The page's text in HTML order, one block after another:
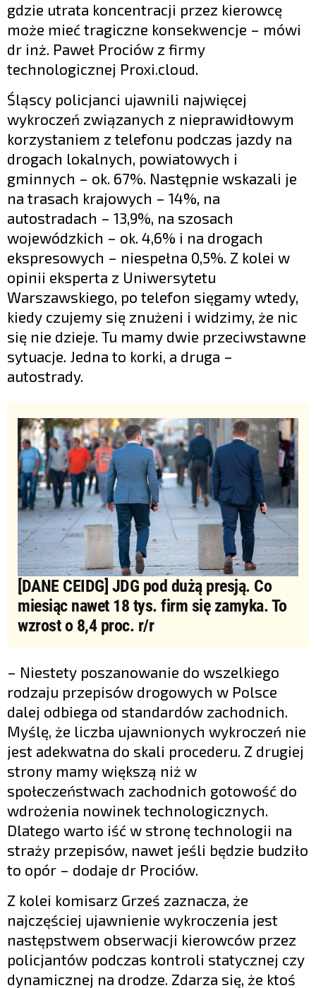
gdzie utrata koncentracji przez kierowcę
może mieć tragiczne konsekwencje – mówi
dr inż. Paweł Prociów z firmy
technologicznej Proxi.cloud.
Śląscy policjanci ujawnili najwięcej
wykroczeń związanych z nieprawidłowym
korzystaniem z telefonu podczas jazdy na
drogach lokalnych, powiatowych i
gminnych – ok. 67%. Następnie wskazali je
na trasach krajowych – 14%, na
autostradach – 13,9%, na szosach
wojewódzkich – ok. 4,6% i na drogach
ekspresowych – niespełna 0,5%. Z kolei w
opinii eksperta z Uniwersytetu
Warszawskiego, po telefon sięgamy wtedy,
kiedy czujemy się znużeni i widzimy, że nic
się nie dzieje. Tu mamy dwie przeciwstawne
sytuacje. Jedna to korki, a druga –
autostrady.
[DANE CEIDG] JDG pod dużą presją. Co
miesiąc nawet 18 tys. firm się zamyka. To
wzrost o 8,4 proc. r/r
– Niestety poszanowanie do wszelkiego
rodzaju przepisów drogowych w Polsce
dalej odbiega od standardów zachodnich.
Myślę, że liczba ujawnionych wykroczeń nie
jest adekwatna do skali procederu. Z drugiej
strony mamy większą niż w
społeczeństwach zachodnich gotowość do
wdrożenia nowinek technologicznych.
Dlatego warto iść w stronę technologii na
straży przepisów, nawet jeśli będzie budziło
to opór – dodaje dr Prociów.
Z kolei komisarz Grześ zaznacza, że
najczęściej ujawnienie wykroczenia jest
następstwem obserwacji kierowców przez
policjantów podczas kontroli statycznej czy
dynamicznej na drodze. Zdarza się, że ktoś